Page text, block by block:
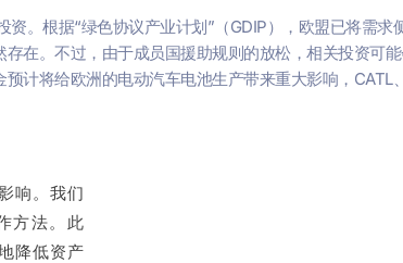
。根据“绿色协议产业计划”（GDIP），欧盟已将需求
在。不过，由于成员国援助规则的放松，相关投资可
计将给欧洲的电动汽车电池生产带来重大影响，
响。我们
方法。此
降低资产